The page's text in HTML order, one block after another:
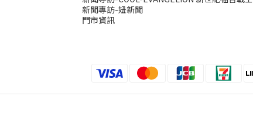
新聞專訪-妞新聞
門市資訊